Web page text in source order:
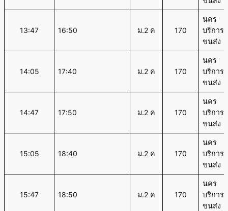
13:47 16:50 ม.2 ค 170
นคร
บริการ
ขนส่ง
14:05 17:40 ม.2 ค 170
นคร
บริการ
ขนส่ง
14:47 17:50 ม.2 ค 170
นคร
บริการ
ขนส่ง
15:05 18:40 ม.2 ค 170
นคร
บริการ
ขนส่ง
15:47 18:50 ม.2 ค 170
นคร
บริการ
ขนส่ง